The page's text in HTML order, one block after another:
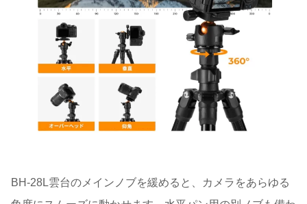
BH-28L雲台のメインノブを緩めると、カメラをあらゆる